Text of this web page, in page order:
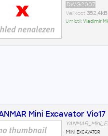
DWG2007
Velikost 352,4kB
Umístil:Vladimír
Mini Excavator Vio17
Mini excavator